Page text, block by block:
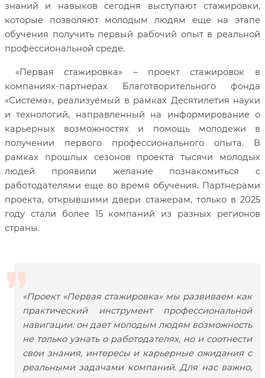
знаний и навыков сегодня выступают стажировки,
которые позволяют молодым людям еще на этапе
обучения получить первый рабочий опыт в реальной
профессиональной среде.
«Первая стажировка» – проект стажировок в
компаниях-партнерах Благотворительного фонда
«Система», реализуемый в рамках Десятилетия науки
и технологий, направленный на информирование о
карьерных возможностях и помощь молодежи в
получении первого профессионального опыта. В
рамках прошлых сезонов проекта тысячи молодых
людей проявили желание познакомиться с
работодателями еще во время обучения. Партнерами
проекта, открывшими двери стажерам, только в 2025
году стали более 15 компаний из разных регионов
страны.
«Проект «Первая стажировка» мы развиваем как
практический инструмент профессиональной
навигации: он дает молодым людям возможность
не только узнать о работодателях, но и соотнести
свои знания, интересы и карьерные ожидания с
реальными задачами компаний. Для нас важно,